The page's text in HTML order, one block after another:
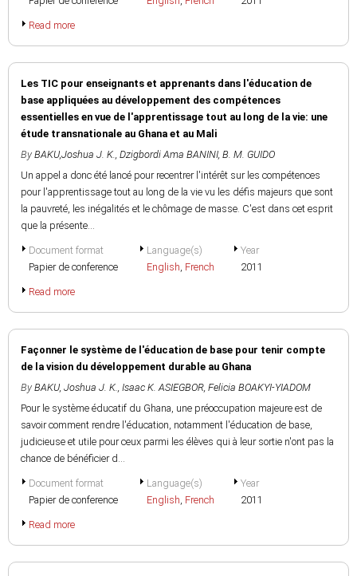
Read more
Les TIC pour enseignants et apprenants dans l'éducation de
base appliquées au développement des compétences
essentielles en vue de l'apprentissage tout au long de la vie: une
étude transnationale au Ghana et au Mali
By BAKU,Joshua J. K., Dzigbordi Ama BANINI, B. M. GUIDO
Un appel a donc été lancé pour recentrer l'intérêt sur les compétences
pour l'apprentissage tout au long de la vie vu les défis majeurs que sont
la pauvreté, les inégalités et le chômage de masse. C'est dans cet esprit
que la présente...
Document format
Papier de conference
Language(s)
English, French
Year
2011
Read more
Façonner le système de l'éducation de base pour tenir compte
de la vision du développement durable au Ghana
By BAKU, Joshua J. K., Isaac K. ASIEGBOR, Felicia BOAKYI-YIADOM
Pour le système éducatif du Ghana, une préoccupation majeure est de
savoir comment rendre l'éducation, notamment l'éducation de base,
judicieuse et utile pour ceux parmi les élèves qui à leur sortie n'ont pas la
chance de bénéficier d...
Document format
Papier de conference
Language(s)
English, French
Year
2011
Read more